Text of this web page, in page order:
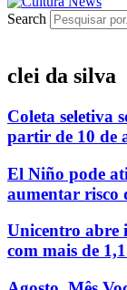
Search
clei da silva
Coleta seletiva
partir de 10 de
El Niño pode
aumentar risco
Unicentro abre
com mais de